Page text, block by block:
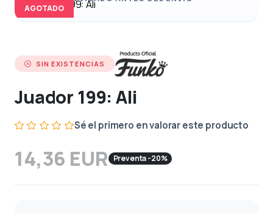
AGOTADO
SIN EXISTENCIAS
Juador 199: Ali
Sé el primero en valorar este producto
14,36 EUR Preventa -20%